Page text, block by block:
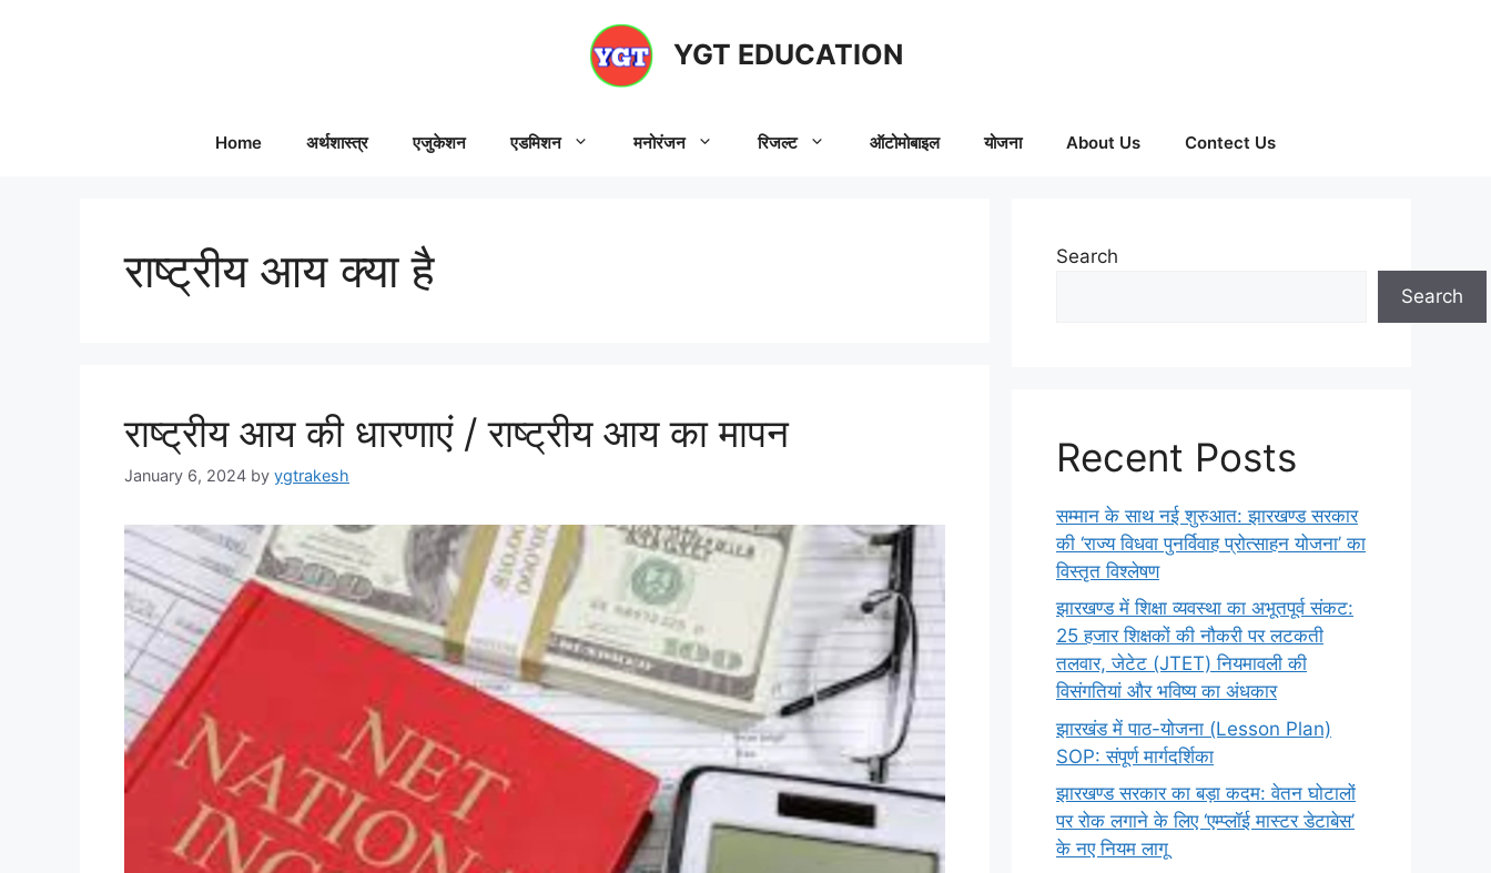
YGT EDUCATION
Home अर्थशास्त्र एजुकेशन एडमिशन मनोरंजन रिजल्ट ऑटोमोबाइल योजना About Us Contect Us
राष्ट्रीय आय क्या है
राष्ट्रीय आय की धारणाएं / राष्ट्रीय आय का मापन
January 6, 2024 by ygtrakesh
Search
Search
Recent Posts
सम्मान के साथ नई शुरुआत: झारखण्ड सरकार
की ‘राज्य विधवा पुनर्विवाह प्रोत्साहन योजना’ का
विस्तृत विश्लेषण
झारखण्ड में शिक्षा व्यवस्था का अभूतपूर्व संकट:
25 हजार शिक्षकों की नौकरी पर लटकती
तलवार, जेटेट (JTET) नियमावली की
विसंगतियां और भविष्य का अंधकार
झारखंड में पाठ-योजना (Lesson Plan)
SOP: संपूर्ण मार्गदर्शिका
झारखण्ड सरकार का बड़ा कदम: वेतन घोटालों
पर रोक लगाने के लिए ‘एम्प्लॉई मास्टर डेटाबेस’
के नए नियम लागू